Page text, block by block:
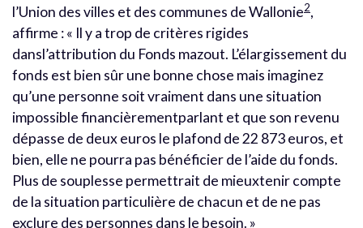
l’Union des villes et des communes de Wallonie2,
affirme : « Il y a trop de critères rigides
dansl’attribution du Fonds mazout. L’élargissement du
fonds est bien sûr une bonne chose mais imaginez
qu’une personne soit vraiment dans une situation
impossible financièrementparlant et que son revenu
dépasse de deux euros le plafond de 22 873 euros, et
bien, elle ne pourra pas bénéficier de l’aide du fonds.
Plus de souplesse permettrait de mieuxtenir compte
de la situation particulière de chacun et de ne pas
exclure des personnes dans le besoin. »